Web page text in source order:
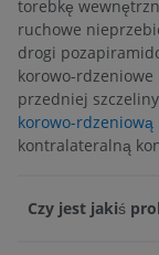
torebkę
ruchowe
drogi
korowo-
przedniej
korowo-rdzeniową
kontralateralną
Czy jest jakiś